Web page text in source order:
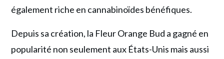
également riche en cannabinoïdes bénéfiques.
Depuis sa création, la Fleur Orange Bud a gagné en
popularité non seulement aux États-Unis mais aussi